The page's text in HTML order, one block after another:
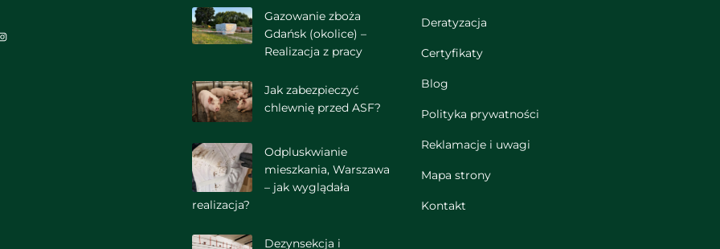
Gazowanie zboża
Gdańsk (okolice) –
Realizacja z pracy
Jak zabezpieczyć
chlewnię przed ASF?
Odpluskwianie
mieszkania, Warszawa
– jak wyglądała
realizacja?
Dezynsekcja i
Deratyzacja
Certyfikaty
Blog
Polityka prywatności
Reklamacje i uwagi
Mapa strony
Kontakt